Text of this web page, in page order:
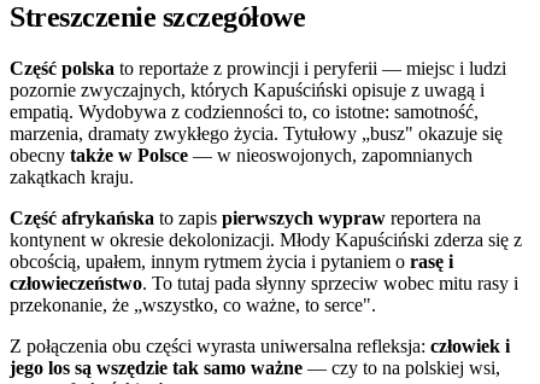
Streszczenie szczegółowe
Część polska to reportaże z prowincji i peryferii — miejsc i ludzi
pozornie zwyczajnych, których Kapuściński opisuje z uwagą i
empatią. Wydobywa z codzienności to, co istotne: samotność,
marzenia, dramaty zwykłego życia. Tytułowy „busz" okazuje się
obecny także w Polsce — w nieoswojonych, zapomnianych
zakątkach kraju.
Część afrykańska to zapis pierwszych wypraw reportera na
kontynent w okresie dekolonizacji. Młody Kapuściński zderza się z
obcością, upałem, innym rytmem życia i pytaniem o rasę i
człowieczeństwo. To tutaj pada słynny sprzeciw wobec mitu rasy i
przekonanie, że „wszystko, co ważne, to serce".
Z połączenia obu części wyrasta uniwersalna refleksja: człowiek i
jego los są wszędzie tak samo ważne — czy to na polskiej wsi,